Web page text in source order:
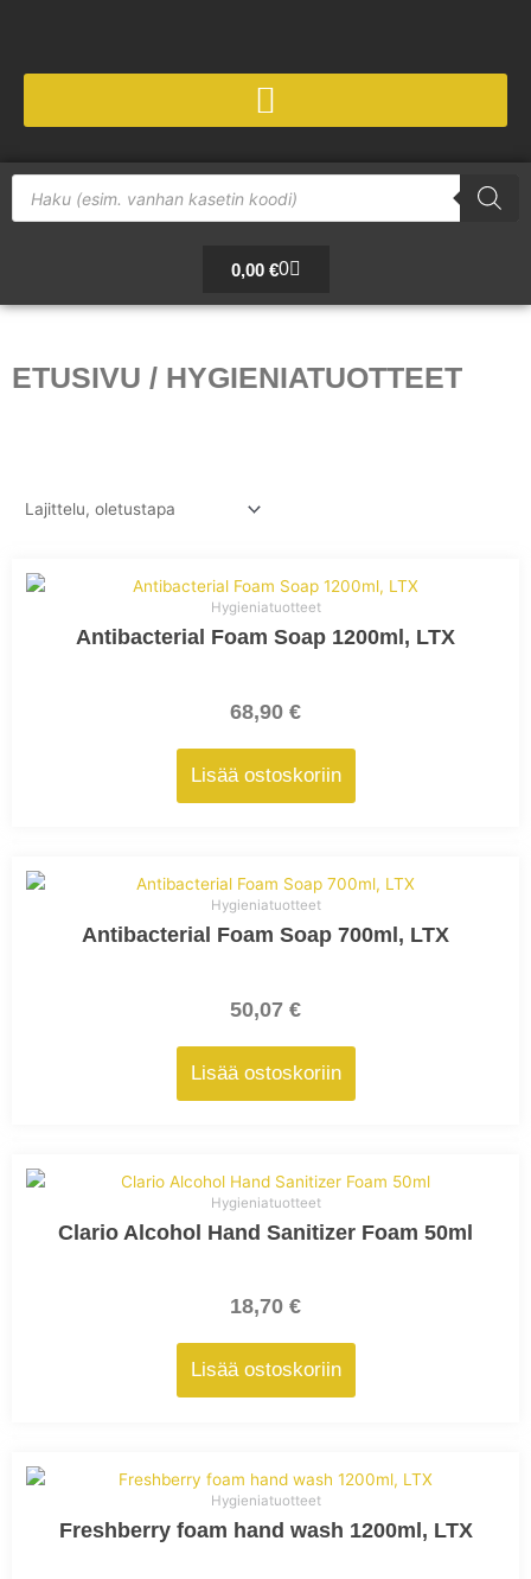
Products
search
0,00 €0
Cart
ETUSIVU / HYGIENIATUOTTEET
Hygieniatuotteet
Antibacterial Foam Soap 1200ml, LTX
68,90 €
Lisää ostoskoriin
Hygieniatuotteet
Antibacterial Foam Soap 700ml, LTX
50,07 €
Lisää ostoskoriin
Hygieniatuotteet
Clario Alcohol Hand Sanitizer Foam 50ml
18,70 €
Lisää ostoskoriin
Hygieniatuotteet
Freshberry foam hand wash 1200ml, LTX